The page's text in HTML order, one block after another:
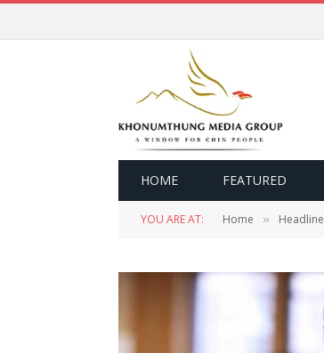
HOME FEATURED
YOU ARE AT: Home » Headline